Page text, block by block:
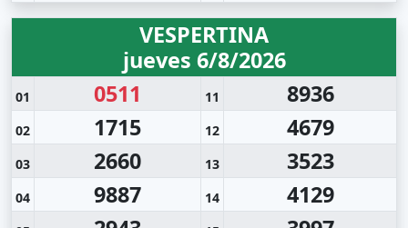
VESPERTINA
jueves 6/8/2026
01 0511 11 8936
02 1715 12 4679
03 2660 13 3523
04 9887 14 4129